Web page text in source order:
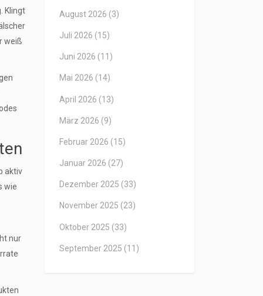
Klingt
weiß
aktiv
wie
nur
August 2026 (3)
Juli 2026 (15)
Juni 2026 (11)
Mai 2026 (14)
April 2026 (13)
März 2026 (9)
Februar 2026 (15)
Januar 2026 (27)
Dezember 2025 (33)
November 2025 (23)
Oktober 2025 (33)
September 2025 (11)